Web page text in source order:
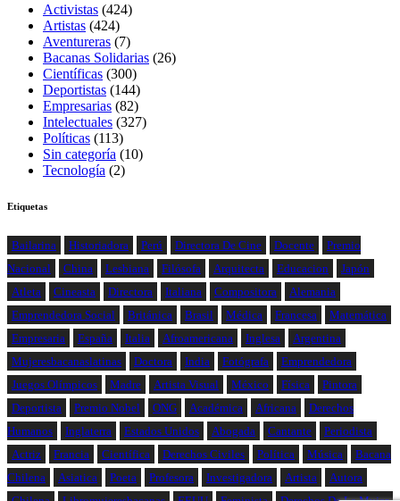
Activistas (424)
Artistas (424)
Aventureras (7)
Bacanas Solidarias (26)
Científicas (300)
Deportistas (144)
Empresarias (82)
Intelectuales (327)
Políticas (113)
Sin categoría (10)
Tecnología (2)
Etiquetas
Bailarina Historiadora Perú Directora De Cine Docente
Premio
Nacional
China Lesbiana Filósofa Arquitecta Educacion
Japón
Atleta
Cineasta Directora Italiana Compositora
Alemania
Emprendedora Social
Británica Brasil Médica Francesa
Matemática
Empresaria
España Italia Afroamericana Inglesa
Argentina
Mujeresbacanaslatinas
Doctora India Fotógrafa
Emprendedora
Juegos Olímpicos
Madre Artista Visual México Física
Pintora
Deportista
Premio Nobel ONG Académica Africana
Derechos
Humanos
Inglaterra Estados Unidos Abogada Cantante
Periodista
Actriz
Francia Científica Derechos Civiles Política Música
Bacana
Chilena
Asiatica Poeta Profesora Investigadora Artista
Autora